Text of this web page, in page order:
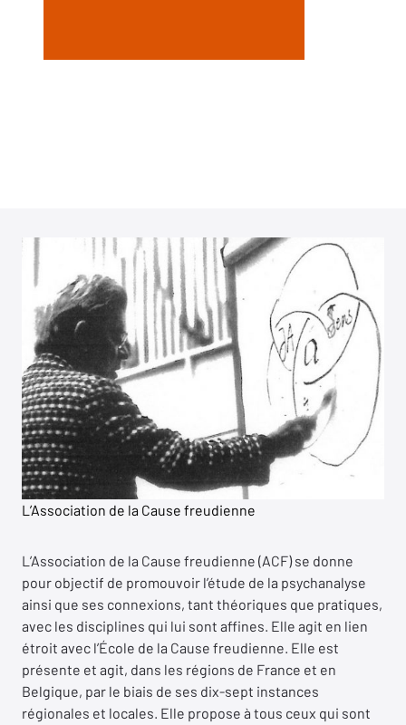
L’Association de la Cause freudienne
L’Association de la Cause freudienne (ACF) se donne
pour objectif de promouvoir l’étude de la psychanalyse
ainsi que ses connexions, tant théoriques que pratiques,
avec les disciplines qui lui sont affines. Elle agit en lien
étroit avec l’École de la Cause freudienne. Elle est
présente et agit, dans les régions de France et en
Belgique, par le biais de ses dix-sept instances
régionales et locales. Elle propose à tous ceux qui sont